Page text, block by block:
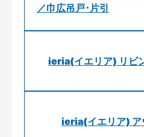
／巾広吊戸･片引
ieria(イエリア) リビ
ieria(イエリア) ア